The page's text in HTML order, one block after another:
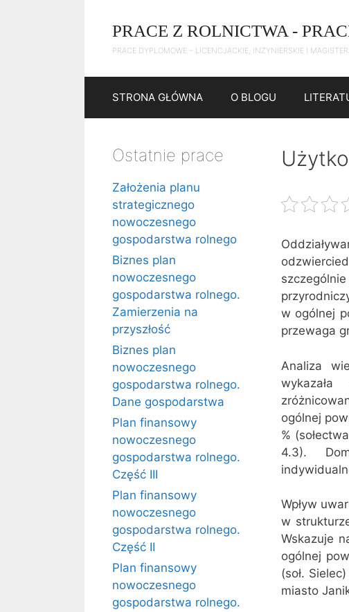
PRACE Z ROLNICTWA -
PRACE DYPLOMOWE – LICENCJACKIE, INŻYNIERSKIE I
STRONA GŁÓWNA O BLOGU
w ogólnej
przewaga
Analiza
ogólnej
%
4.3).
Wpływ
w
Wskazuje
ogólnej
(soł.
miasto
Ostatnie prace
Założenia planu
strategicznego
nowoczesnego
gospodarstwa rolnego
Biznes plan
nowoczesnego
gospodarstwa rolnego.
Zamierzenia na
przyszłość
Biznes plan
nowoczesnego
gospodarstwa rolnego.
Dane gospodarstwa
Plan finansowy
nowoczesnego
gospodarstwa rolnego.
Część III
Plan finansowy
nowoczesnego
gospodarstwa rolnego.
Część II
Plan finansowy
nowoczesnego
gospodarstwa rolnego.